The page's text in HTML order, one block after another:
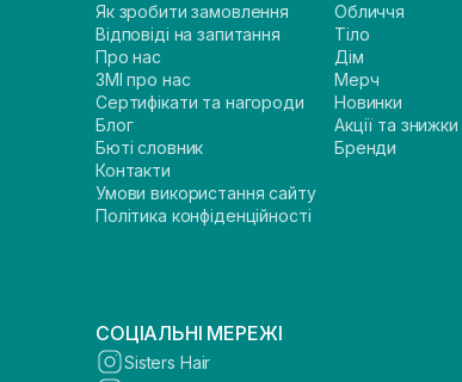
Як зробити замовлення
Відповіді на запитання
Про нас
ЗМІ про нас
Сертифікати та нагороди
Блог
Бюті словник
Контакти
Умови використання сайту
Політика конфіденційності
Обличчя
Тіло
Дім
Мерч
Новинки
Акції та знижки
Бренди
СОЦІАЛЬНІ МЕРЕЖІ
Sisters Hair